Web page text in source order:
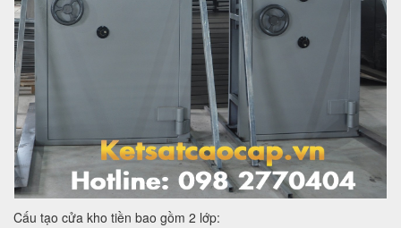
Cấu tạo cửa kho tiền bao gồm 2 lớp: